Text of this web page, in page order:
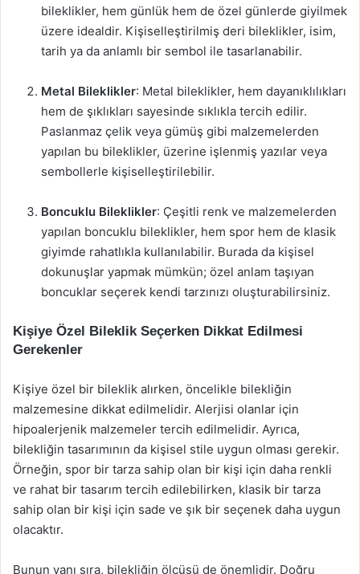
bileklikler, hem günlük hem de özel günlerde giyilmek
üzere idealdir. Kişiselleştirilmiş deri bileklikler, isim,
tarih ya da anlamlı bir sembol ile tasarlanabilir.
Metal Bileklikler: Metal bileklikler, hem dayanıklılıkları
hem de şıklıkları sayesinde sıklıkla tercih edilir.
Paslanmaz çelik veya gümüş gibi malzemelerden
yapılan bu bileklikler, üzerine işlenmiş yazılar veya
sembollerle kişiselleştirilebilir.
Boncuklu Bileklikler: Çeşitli renk ve malzemelerden
yapılan boncuklu bileklikler, hem spor hem de klasik
giyimde rahatlıkla kullanılabilir. Burada da kişisel
dokunuşlar yapmak mümkün; özel anlam taşıyan
boncuklar seçerek kendi tarzınızı oluşturabilirsiniz.
Kişiye Özel Bileklik Seçerken Dikkat Edilmesi
Gerekenler
Kişiye özel bir bileklik alırken, öncelikle bilekliğin
malzemesine dikkat edilmelidir. Alerjisi olanlar için
hipoalerjenik malzemeler tercih edilmelidir. Ayrıca,
bilekliğin tasarımının da kişisel stile uygun olması gerekir.
Örneğin, spor bir tarza sahip olan bir kişi için daha renkli
ve rahat bir tasarım tercih edilebilirken, klasik bir tarza
sahip olan bir kişi için sade ve şık bir seçenek daha uygun
olacaktır.
Bunun yanı sıra, bilekliğin ölçüsü de önemlidir. Doğru